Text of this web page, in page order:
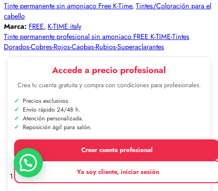
Tinte permanente sin amoniaco Free K-Time, Tintes/Coloración para el
cabello
Marca: FREE, K-TIME italy
Tinte permanente profesional sin amoniaco FREE K-TIME-Tintes
Dorados-Cobres-Rojos-Caobas-Rubios-Superaclarantes
Accede a precio profesional
Crea tu cuenta gratuita y compra con condiciones para profesionales.
Precios exclusivos.
Envío rápido 24/48 h.
Atención personalizada.
Reposición ágil para salón.
Crear cuenta profesional
Ya soy cliente, iniciar sesión
1